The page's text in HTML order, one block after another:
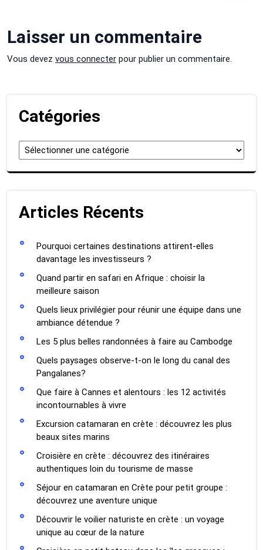
Laisser un commentaire
Vous devez vous connecter pour publier un commentaire.
Catégories
Catégories
Articles Récents
Pourquoi certaines destinations attirent-elles
davantage les investisseurs ?
Quand partir en safari en Afrique : choisir la
meilleure saison
Quels lieux privilégier pour réunir une équipe dans une
ambiance détendue ?
Les 5 plus belles randonnées à faire au Cambodge
Quels paysages observe-t-on le long du canal des
Pangalanes?
Que faire à Cannes et alentours : les 12 activités
incontournables à vivre
Excursion catamaran en crète : découvrez les plus
beaux sites marins
Croisière en crète : découvrez des itinéraires
authentiques loin du tourisme de masse
Séjour en catamaran en Crète pour petit groupe :
découvrez une aventure unique
Découvrir le voilier naturiste en crète : un voyage
unique au cœur de la nature